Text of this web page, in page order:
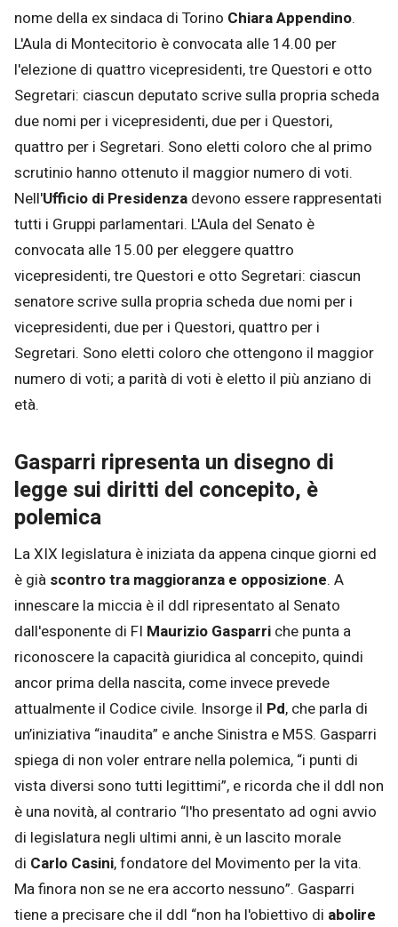
nome della ex sindaca di Torino Chiara Appendino.
L'Aula di Montecitorio è convocata alle 14.00 per
l'elezione di quattro vicepresidenti, tre Questori e otto
Segretari: ciascun deputato scrive sulla propria scheda
due nomi per i vicepresidenti, due per i Questori,
quattro per i Segretari. Sono eletti coloro che al primo
scrutinio hanno ottenuto il maggior numero di voti.
Nell'Ufficio di Presidenza devono essere rappresentati
tutti i Gruppi parlamentari. L'Aula del Senato è
convocata alle 15.00 per eleggere quattro
vicepresidenti, tre Questori e otto Segretari: ciascun
senatore scrive sulla propria scheda due nomi per i
vicepresidenti, due per i Questori, quattro per i
Segretari. Sono eletti coloro che ottengono il maggior
numero di voti; a parità di voti è eletto il più anziano di
età.
Gasparri ripresenta un disegno di
legge sui diritti del concepito, è
polemica
La XIX legislatura è iniziata da appena cinque giorni ed
è già scontro tra maggioranza e opposizione. A
innescare la miccia è il ddl ripresentato al Senato
dall'esponente di FI Maurizio Gasparri che punta a
riconoscere la capacità giuridica al concepito, quindi
ancor prima della nascita, come invece prevede
attualmente il Codice civile. Insorge il Pd, che parla di
un’iniziativa “inaudita” e anche Sinistra e M5S. Gasparri
spiega di non voler entrare nella polemica, “i punti di
vista diversi sono tutti legittimi”, e ricorda che il ddl non
è una novità, al contrario “l'ho presentato ad ogni avvio
di legislatura negli ultimi anni, è un lascito morale
di Carlo Casini, fondatore del Movimento per la vita.
Ma finora non se ne era accorto nessuno”. Gasparri
tiene a precisare che il ddl “non ha l'obiettivo di abolire